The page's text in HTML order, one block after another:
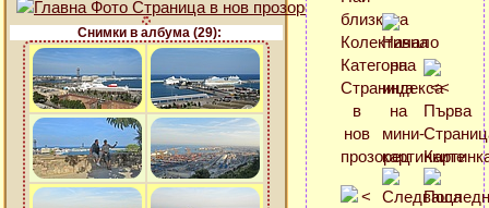
Снимки в албума (29):